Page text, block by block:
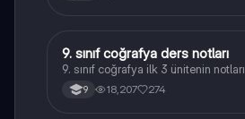
Coğrafya
9. sınıf coğrafya ders notları
9. sınıf coğrafya ilk 3 ünitenin notları
9 18,207 274